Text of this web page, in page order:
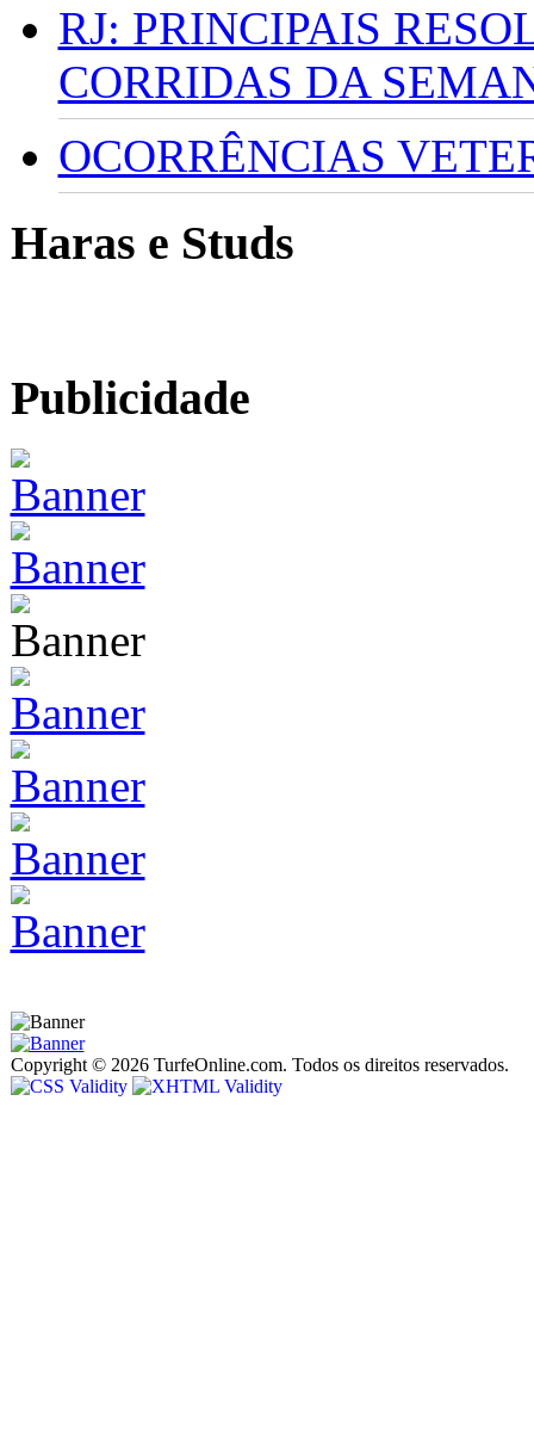
RJ: PRINCIPAIS
CORRIDAS DA
OCORRÊNCIAS
Haras e Studs
Publicidade
Copyright © 2026 TurfeOnline.com. Todos os direitos reservados.